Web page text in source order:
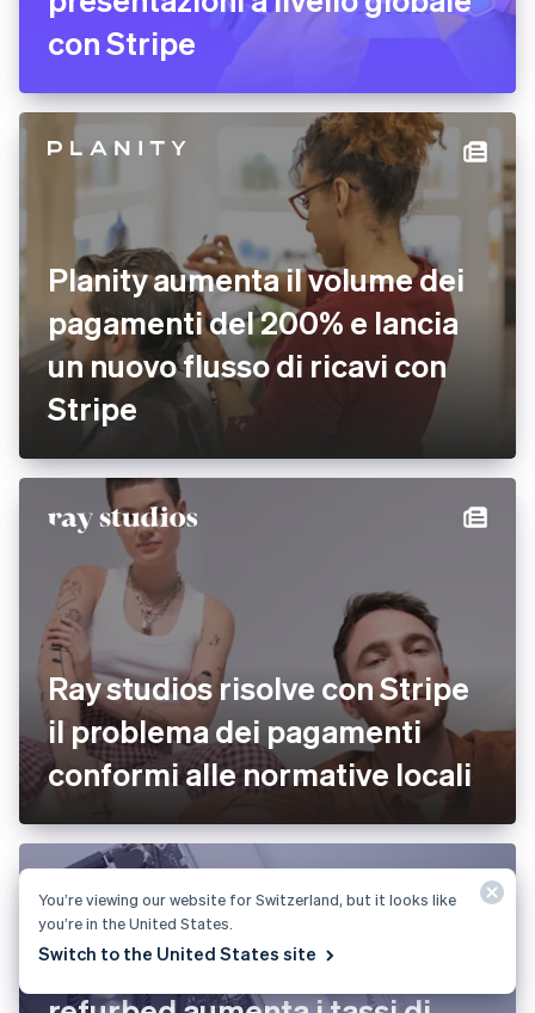
con Stripe
Planity aumenta il volume dei
pagamenti del 200% e lancia
un nuovo flusso di ricavi con
Stripe
Ray studios risolve con Stripe
il problema dei pagamenti
conformi alle normative locali
You’re viewing our website for Switzerland, but it looks like
you’re in the United States.
Switch to the United States site